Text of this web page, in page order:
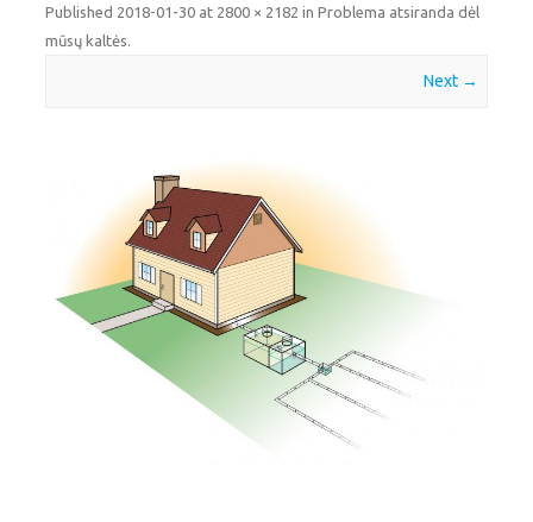
Published 2018-01-30 at 2800 × 2182 in Problema atsiranda dėl
mūsų kaltės.
Next →